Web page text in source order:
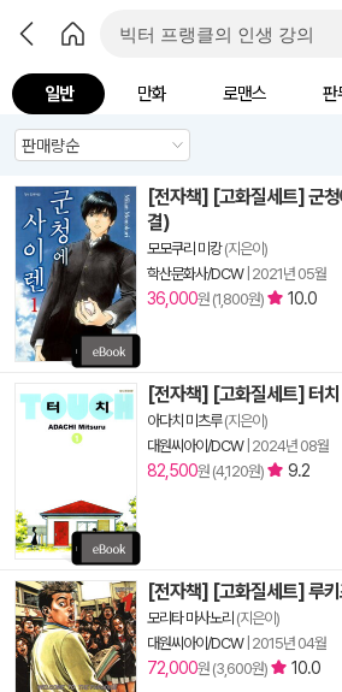
일반 만화 로맨스 판
[전자책] [고화질세트] 군
결)
모모쿠리 미캉(지은이)
학산문화사/DCW| 2021년 05월
36,000원 (1,800원) 10.0
[전자책] [고화질세트] 터
아다치 미츠루(지은이)
대원씨아이/DCW| 2024년 08월
82,500원 (4,120원) 9.2
[전자책] [고화질세트] 루
모리타 마사노리 (지은이)
대원씨아이/DCW| 2015년 04월
72,000원 (3,600원) 10.0